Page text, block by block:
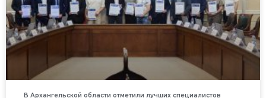
В Архангельской области отметили лучших специалистов